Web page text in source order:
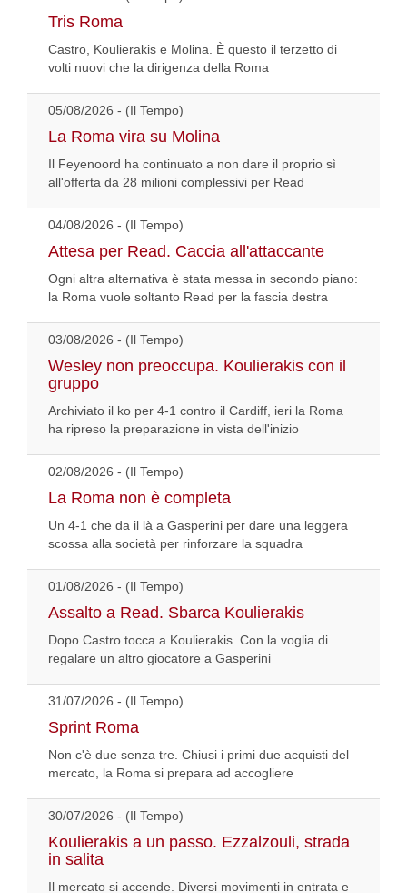
Tris Roma
Castro, Koulierakis e Molina. È questo il terzetto di
volti nuovi che la dirigenza della Roma
05/08/2026 - (Il Tempo)
La Roma vira su Molina
Il Feyenoord ha continuato a non dare il proprio sì
all'offerta da 28 milioni complessivi per Read
04/08/2026 - (Il Tempo)
Attesa per Read. Caccia all'attaccante
Ogni altra alternativa è stata messa in secondo piano:
la Roma vuole soltanto Read per la fascia destra
03/08/2026 - (Il Tempo)
Wesley non preoccupa. Koulierakis con il
gruppo
Archiviato il ko per 4-1 contro il Cardiff, ieri la Roma
ha ripreso la preparazione in vista dell'inizio
02/08/2026 - (Il Tempo)
La Roma non è completa
Un 4-1 che da il là a Gasperini per dare una leggera
scossa alla società per rinforzare la squadra
01/08/2026 - (Il Tempo)
Assalto a Read. Sbarca Koulierakis
Dopo Castro tocca a Koulierakis. Con la voglia di
regalare un altro giocatore a Gasperini
31/07/2026 - (Il Tempo)
Sprint Roma
Non c'è due senza tre. Chiusi i primi due acquisti del
mercato, la Roma si prepara ad accogliere
30/07/2026 - (Il Tempo)
Koulierakis a un passo. Ezzalzouli, strada
in salita
Il mercato si accende. Diversi movimenti in entrata e